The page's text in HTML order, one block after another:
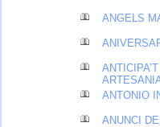
ANGELS
ANTONIO
ANUNCI